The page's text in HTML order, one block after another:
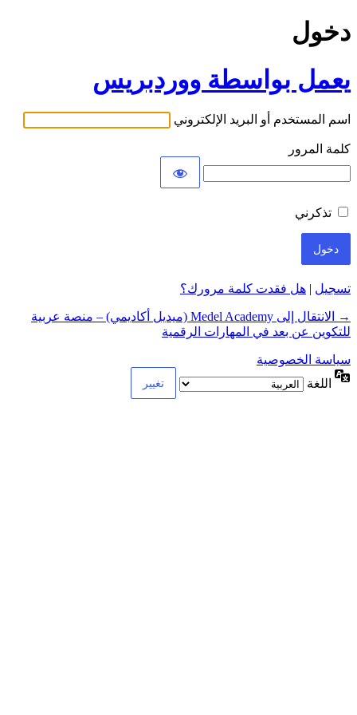
دخول
يعمل بواسطة ووردبريس
اسم المستخدم أو البريد الإلكتروني
كلمة المرور
تذكرني
تسجيل | هل فقدت كلمة مرورك؟
→ الانتقال إلى Medel Academy (ميديل أكاديمي) – منصة عربية
للتكوين عن بعد في المهارات الرقمية
سياسة الخصوصية
اللغة